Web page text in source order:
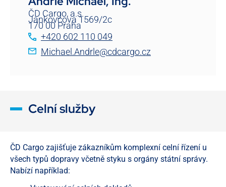
ČD Cargo, a.s.
Jankovcova 1569/2c
170 00 Praha
+420 602 110 049
Michael.Andrle@cdcargo.cz
Celní služby
ČD Cargo zajišťuje zákazníkům komplexní celní řízení u
všech typů dopravy včetně styku s orgány státní správy.
Nabízí například: